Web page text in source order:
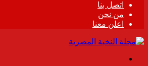
اتصل بنا
من نحن
اعلن معنا